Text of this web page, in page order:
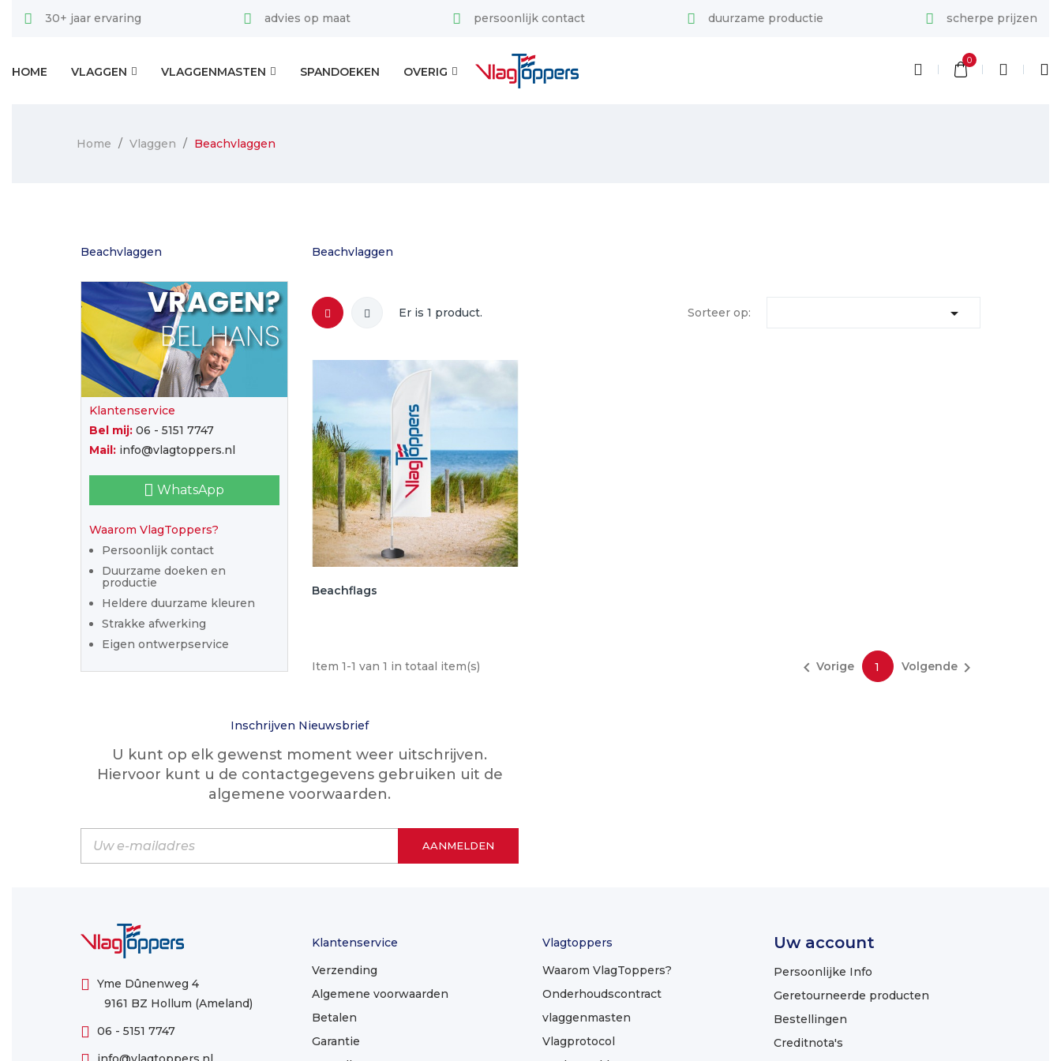
30+ jaar ervaring advies op maat persoonlijk contact duurzame productie scherpe prijzen
HOME VLAGGEN VLAGGENMASTEN SPANDOEKEN OVERIG
0
Home Vlaggen Beachvlaggen
Beachvlaggen
Klantenservice
Bel mij: 06 - 5151 7747
Mail: info@vlagtoppers.nl
WhatsApp
Waarom VlagToppers?
Persoonlijk contact
Duurzame doeken en
productie
Heldere duurzame kleuren
Strakke afwerking
Eigen ontwerpservice
Beachvlaggen
Er is 1 product. Sorteer op: 
Beachflags
Item 1-1 van 1 in totaal item(s)  Vorige 1 Volgende 
Inschrijven Nieuwsbrief
U kunt op elk gewenst moment weer uitschrijven.
Hiervoor kunt u de contactgegevens gebruiken uit de
algemene voorwaarden.
Yme Dûnenweg 4
9161 BZ Hollum (Ameland)
06 - 5151 7747
Klantenservice
Verzending
Algemene voorwaarden
Betalen
Garantie
Vlagtoppers
Waarom VlagToppers?
Onderhoudscontract
vlaggenmasten
Vlagprotocol
Uw account
Persoonlijke Info
Geretourneerde producten
Bestellingen
Creditnota's